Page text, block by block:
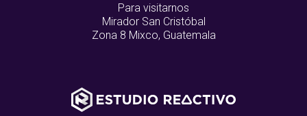
Para visitarnos
Mirador San Cristóbal
Zona 8 Mixco, Guatemala